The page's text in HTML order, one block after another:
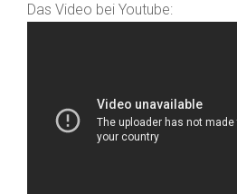
Das Video bei Youtube: